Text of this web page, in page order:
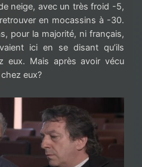
neige, avec un très froid -5,
en mocassins à -30.
pour la majorité, ni français,
ici en se disant qu’ils
eux. Mais après avoir vécu
eux?